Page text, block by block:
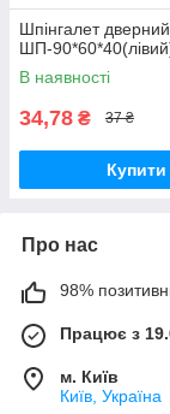
Шпінгалет
ШП-
В наявності
34,78 ₴ 37 ₴
Купити
Про нас
98%
Працює з
м. Київ
Київ, Україна